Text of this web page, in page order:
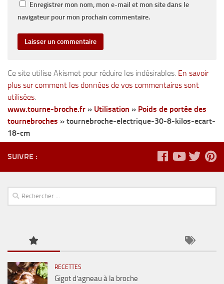
Enregistrer mon nom, mon e-mail et mon site dans le
navigateur pour mon prochain commentaire.
Ce site utilise Akismet pour réduire les indésirables. En savoir
plus sur comment les données de vos commentaires sont
utilisées.
www.tourne-broche.fr » Utilisation » Poids de portée des
tournebroches » tournebroche-electrique-30-8-kilos-ecart-
18-cm
SUIVRE :
RECETTES
Gigot d’agneau à la broche